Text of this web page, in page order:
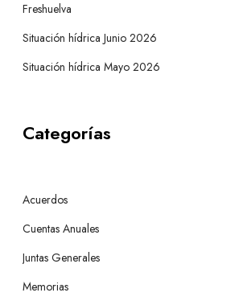
Freshuelva
Situación hídrica Junio 2026
Situación hídrica Mayo 2026
Categorías
Acuerdos
Cuentas Anuales
Juntas Generales
Memorias